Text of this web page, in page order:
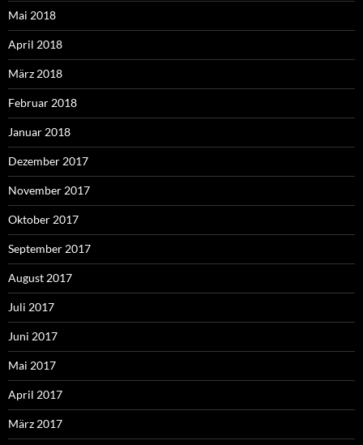
Mai 2018
April 2018
März 2018
Februar 2018
Januar 2018
Dezember 2017
November 2017
Oktober 2017
September 2017
August 2017
Juli 2017
Juni 2017
Mai 2017
April 2017
März 2017